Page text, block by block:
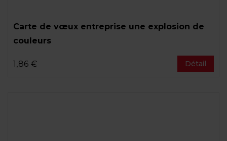
Carte de vœux entreprise une explosion de
couleurs
1,86 € Détail